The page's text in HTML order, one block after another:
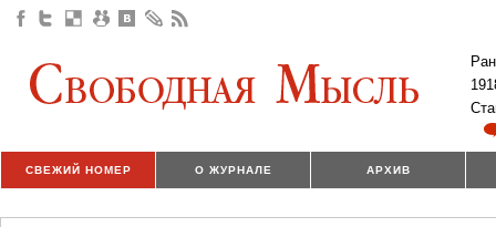
СВЕЖИЙ НОМЕР О ЖУРНАЛЕ АРХИВ